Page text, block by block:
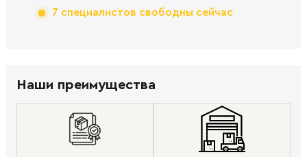
7 специалистов свободны сейчас
Наши преимущества